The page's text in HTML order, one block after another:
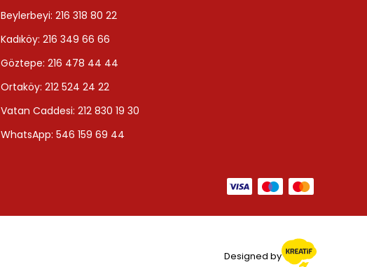
Beylerbeyi: 216 318 80 22
Kadıköy: 216 349 66 66
Göztepe: 216 478 44 44
Ortaköy: 212 524 24 22
Vatan Caddesi: 212 830 19 30
WhatsApp: 546 159 69 44
Designed by